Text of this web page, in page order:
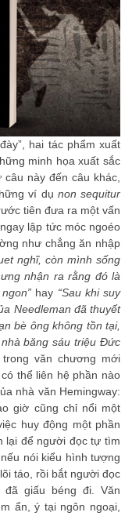
hai tác phẩm xuất
minh họa xuất sắc
này đến câu khác,
ví dụ non sequitur
tiên đưa ra một vấn
lập tức móc ngoéo
như chẳng ăn nhập
nghĩ, còn mình sống
nhận ra rằng đó là
hay “Sau khi suy
Needleman đã thuyết
bè ông không tồn tại,
băng sáu triệu Đức
trong văn chương mới
thể liên hệ phần nào
nhà văn Hemingway:
giờ cũng chỉ nổi một
huy động một phần
lại để người đọc tự tìm
nói kiểu hình tượng
táo, rồi bắt người đọc
giấu béng đi. Văn
ẩn, ý tại ngôn ngoại,